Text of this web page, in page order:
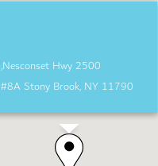
2500 Nesconset Hwy,
#8A Stony Brook, NY 11790